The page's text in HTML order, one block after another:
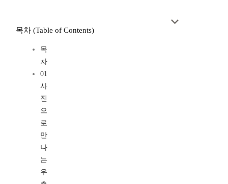
목차 (Table of Contents)
목
차
01
사
진
으
로
만
나
는
우